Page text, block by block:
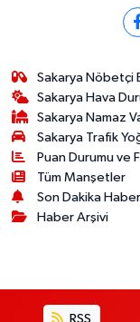
Sakarya Nöbetçi
Sakarya Hava
Sakarya Namaz
Sakarya Trafik
Puan Durumu ve
Tüm Manşetler
Son Dakika
Haber Arşivi
RSS